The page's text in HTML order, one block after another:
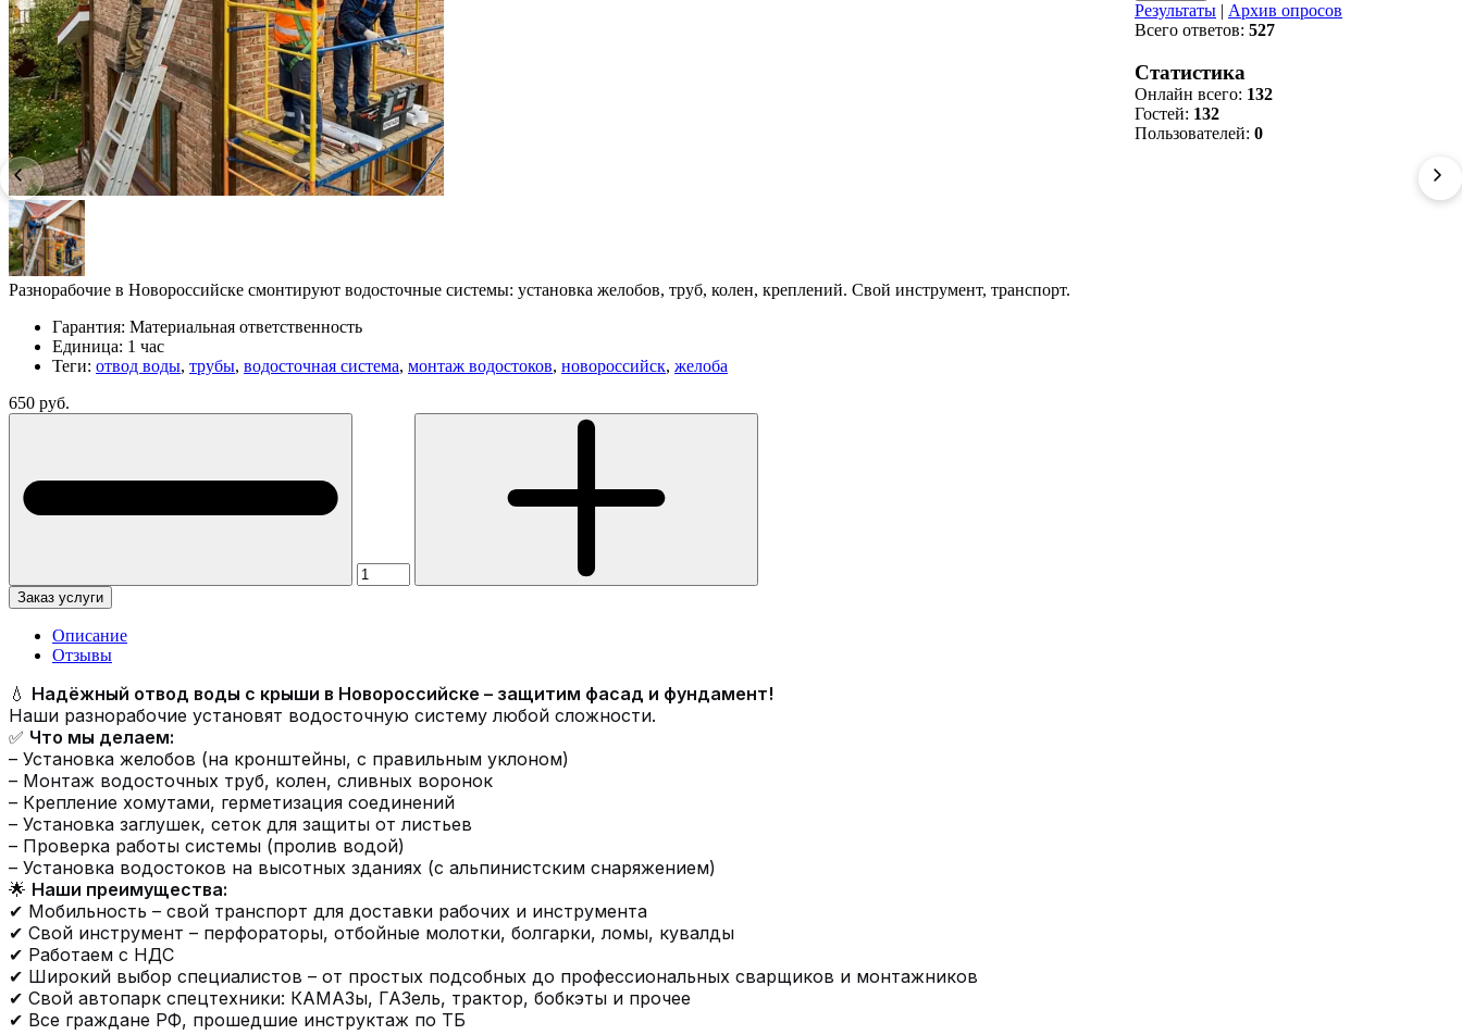
Разнорабочие в Новороссийске смонтируют водосточные системы: установка желобов, труб, колен, креплений. Свой инструмент, транспорт.
Гарантия: Материальная ответственность
Единица: 1 час
Теги: отвод воды, трубы, водосточная система, монтаж водостоков, новороссийск, желоба
650 руб.
Заказ услуги
Описание
Отзывы
💧 Надёжный отвод воды с крыши в Новороссийске – защитим фасад и фундамент!
Наши разнорабочие установят водосточную систему любой сложности.
✅ Что мы делаем:
– Установка желобов (на кронштейны, с правильным уклоном)
– Монтаж водосточных труб, колен, сливных воронок
– Крепление хомутами, герметизация соединений
– Установка заглушек, сеток для защиты от листьев
– Проверка работы системы (пролив водой)
– Установка водостоков на высотных зданиях (с альпинистским снаряжением)
🌟 Наши преимущества:
✔ Мобильность – свой транспорт для доставки рабочих и инструмента
✔ Свой инструмент – перфораторы, отбойные молотки, болгарки, ломы, кувалды
✔ Работаем с НДС
✔ Широкий выбор специалистов – от простых подсобных до профессиональных сварщиков и монтажников
✔ Свой автопарк спецтехники: КАМАЗы, ГАЗель, трактор, бобкэты и прочее
✔ Все граждане РФ, прошедшие инструктаж по ТБ
Результаты | Архив опросов
Всего ответов: 527
Статистика
Онлайн всего: 132
Гостей: 132
Пользователей: 0